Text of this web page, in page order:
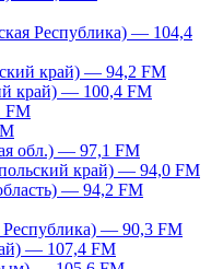
Республика) — 104,4
край) — 94,2 FM
край) — 100,4 FM
FM
обл.) — 97,1 FM
край) — 94,0 FM
— 94,2 FM
Республика) — 90,3 FM
— 107,4 FM